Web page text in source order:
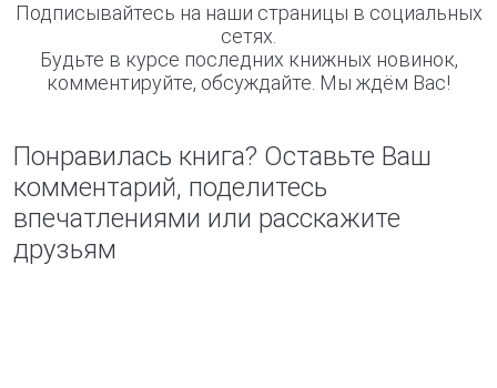
Подписывайтесь на наши страницы в социальных
сетях.
Будьте в курсе последних книжных новинок,
комментируйте, обсуждайте. Мы ждём Вас!
Понравилась книга? Оставьте Ваш
комментарий, поделитесь
впечатлениями или расскажите
друзьям